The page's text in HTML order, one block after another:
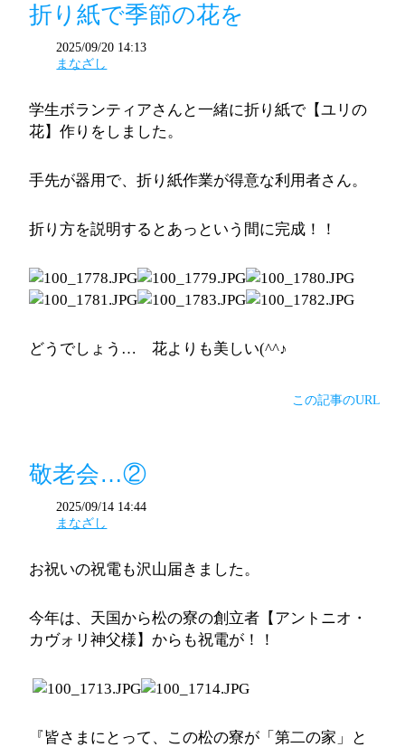
折り紙で季節の花を
2025/09/20 14:13
まなざし
学生ボランティアさんと一緒に折り紙で【ユリの
花】作りをしました。
手先が器用で、折り紙作業が得意な利用者さん。
折り方を説明するとあっという間に完成！！
どうでしょう… 花よりも美しい(^^♪
この記事のURL
敬老会…②
2025/09/14 14:44
まなざし
お祝いの祝電も沢山届きました。
今年は、天国から松の寮の創立者【アントニオ・
カヴォリ神父様】からも祝電が！！
『皆さまにとって、この松の寮が「第二の家」と